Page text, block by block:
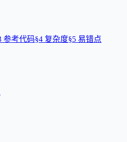
参考代码§4 复杂度§5 易错点